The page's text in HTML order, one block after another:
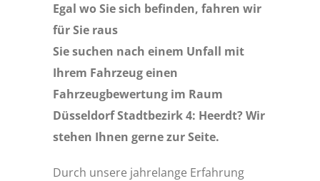
Egal wo Sie sich befinden, fahren wir
für Sie raus
Sie suchen nach einem Unfall mit
Ihrem Fahrzeug einen
Fahrzeugbewertung im Raum
Düsseldorf Stadtbezirk 4: Heerdt? Wir
stehen Ihnen gerne zur Seite.
Durch unsere jahrelange Erfahrung